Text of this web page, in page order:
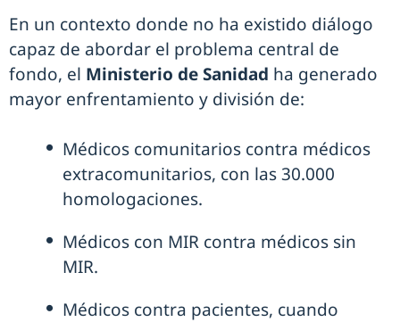
En un contexto donde no ha existido diálogo
capaz de abordar el problema central de
fondo, el Ministerio de Sanidad ha generado
mayor enfrentamiento y división de:
Médicos comunitarios contra médicos
extracomunitarios, con las 30.000
homologaciones.
Médicos con MIR contra médicos sin
MIR.
Médicos contra pacientes, cuando